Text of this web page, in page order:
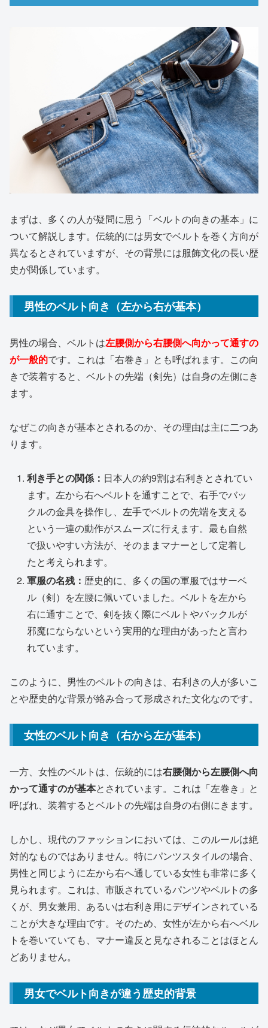
まずは、多くの人が疑問に思う「ベルトの向きの基本」に
ついて解説します。伝統的には男女でベルトを巻く方向が
異なるとされていますが、その背景には服飾文化の長い歴
史が関係しています。
男性のベルト向き（左から右が基本）
男性の場合、ベルトは左腰側から右腰側へ向かって通すの
が一般的です。これは「右巻き」とも呼ばれます。この向
きで装着すると、ベルトの先端（剣先）は自身の左側にき
ます。
なぜこの向きが基本とされるのか、その理由は主に二つあ
ります。
利き手との関係： 日本人の約9割は右利きとされてい
ます。左から右へベルトを通すことで、右手でバッ
クルの金具を操作し、左手でベルトの先端を支える
という一連の動作がスムーズに行えます。最も自然
で扱いやすい方法が、そのままマナーとして定着し
たと考えられます。
軍服の名残： 歴史的に、多くの国の軍服ではサーベ
ル（剣）を左腰に佩いていました。ベルトを左から
右に通すことで、剣を抜く際にベルトやバックルが
邪魔にならないという実用的な理由があったと言わ
れています。
このように、男性のベルトの向きは、右利きの人が多いこ
とや歴史的な背景が絡み合って形成された文化なのです。
女性のベルト向き（右から左が基本）
一方、女性のベルトは、伝統的には右腰側から左腰側へ向
かって通すのが基本とされています。これは「左巻き」と
呼ばれ、装着するとベルトの先端は自身の右側にきます。
しかし、現代のファッションにおいては、このルールは絶
対的なものではありません。特にパンツスタイルの場合、
男性と同じように左から右へ通している女性も非常に多く
見られます。これは、市販されているパンツやベルトの多
くが、男女兼用、あるいは右利き用にデザインされている
ことが大きな理由です。そのため、女性が左から右へベル
トを巻いていても、マナー違反と見なされることはほとん
どありません。
男女でベルト向きが違う歴史的背景